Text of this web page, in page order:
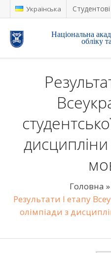
Українська Студентові
Національна
обліку
дисципліни
Головна »
Результати І етапу
олімпіади з